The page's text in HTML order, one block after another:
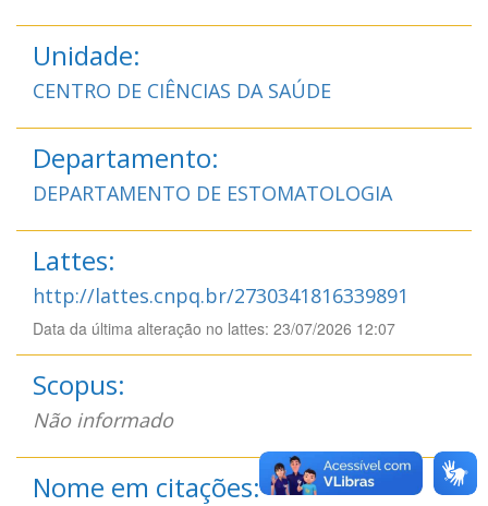
Unidade:
CENTRO DE CIÊNCIAS DA SAÚDE
Departamento:
DEPARTAMENTO DE ESTOMATOLOGIA
Lattes:
http://lattes.cnpq.br/2730341816339891
Data da última alteração no lattes: 23/07/2026 12:07
Scopus:
Não informado
Nome em citações: